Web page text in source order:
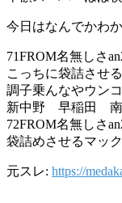
今日はなんでかわ
71FROM名無しさan
こっちに袋詰させ
調子乗んなやウン
新中野 早稲田 南
72FROM名無しさan
袋詰めさせるマッ
元スレ: https://